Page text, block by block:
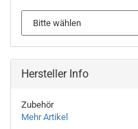
Hersteller Info
Zubehör
Mehr Artikel